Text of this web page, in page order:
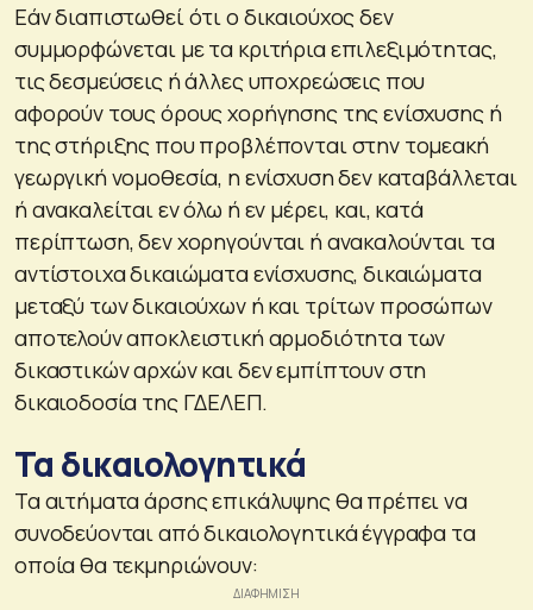
Εάν διαπιστωθεί ότι ο δικαιούχος δεν
συμμορφώνεται με τα κριτήρια επιλεξιμότητας,
τις δεσμεύσεις ή άλλες υποχρεώσεις που
αφορούν τους όρους χορήγησης της ενίσχυσης ή
της στήριξης που προβλέπονται στην τομεακή
γεωργική νομοθεσία, η ενίσχυση δεν καταβάλλεται
ή ανακαλείται εν όλω ή εν μέρει, και, κατά
περίπτωση, δεν χορηγούνται ή ανακαλούνται τα
αντίστοιχα δικαιώματα ενίσχυσης, δικαιώματα
μεταξύ των δικαιούχων ή και τρίτων προσώπων
αποτελούν αποκλειστική αρμοδιότητα των
δικαστικών αρχών και δεν εμπίπτουν στη
δικαιοδοσία της ΓΔΕΛΕΠ.
Τα δικαιολογητικά
Τα αιτήματα άρσης επικάλυψης θα πρέπει να
συνοδεύονται από δικαιολογητικά έγγραφα τα
οποία θα τεκμηριώνουν: